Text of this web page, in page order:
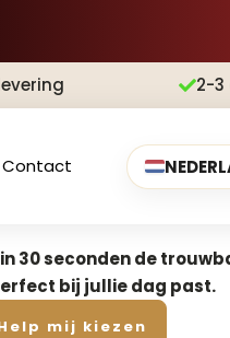
2-3
Contact
30 seconden de
bij jullie dag past.
mij kiezen